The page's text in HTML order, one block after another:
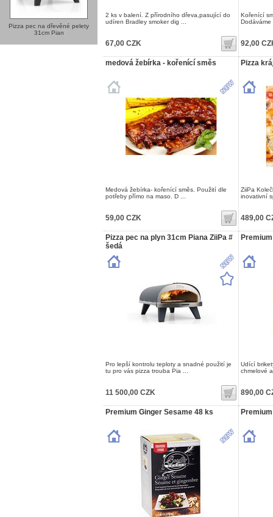
Pizza pec na dřevěné pelety
31cm Pian
2 ks v balení. Z přírodního dřeva,pasující do
udíren Bradley smoker dig ...
67,00 CZK
Kořenící
92,00
medová žebírka - kořenící směs
Medová žebírka- kořenící směs. Použití dle
potřeby přímo na maso. D ...
59,00 CZK
Pizza
ZiiPa
inovativní
489,00
Pizza pec na plyn 31cm Piana ZiiPa #
šedá
Pro lepší kontrolu teploty a snadné použití je
tu pro vás pizza trouba Pia ...
11 500,00 CZK
Udící
chmelové
890,00
Premium Ginger Sesame 48 ks